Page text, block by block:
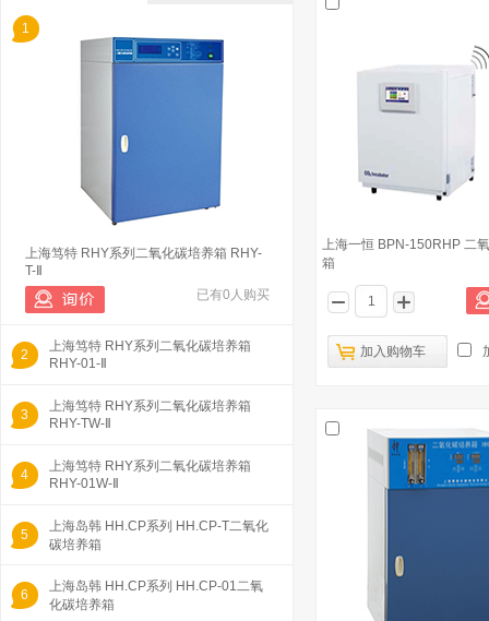
1
上海笃特 RHY系列二氧化碳培养箱 RHY-
T-Ⅱ
已有0人购买
2
上海笃特 RHY系列二氧化碳培养箱
RHY-01-Ⅱ
3
上海笃特 RHY系列二氧化碳培养箱
RHY-TW-Ⅱ
4
上海笃特 RHY系列二氧化碳培养箱
RHY-01W-Ⅱ
5
上海岛韩 HH.CP系列 HH.CP-T二氧化
碳培养箱
6
上海岛韩 HH.CP系列 HH.CP-01二氧
化碳培养箱
上海一恒 BPN-150RHP 二
箱
加入购物车